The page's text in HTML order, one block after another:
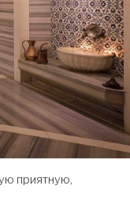
приятную,